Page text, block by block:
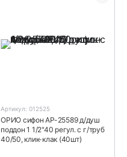
Артикул: 012525
ОРИО сифон АP-25589 д/душ
поддон 1 1/2"40 регул. с г/труб
40/50, клик-клак (40шт)